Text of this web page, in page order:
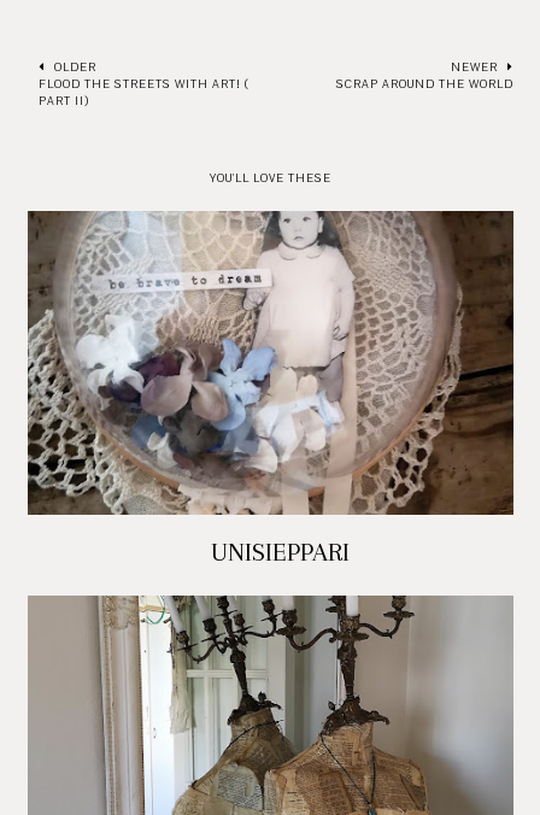
OLDER
FLOOD THE STREETS WITH ART! (
PART II)
NEWER
SCRAP AROUND THE WORLD
YOU'LL LOVE THESE
UNISIEPPARI